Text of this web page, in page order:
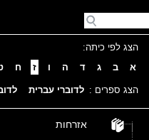
הצג לפי כיתה:
א
ב ג ד ה ו ז ח
הצג ספרים : לדוברי עברית
אזרחות